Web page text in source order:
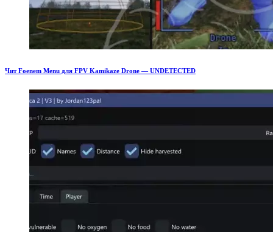
Чит Foenem Menu для FPV Kamikaze Drone — UNDETECTED